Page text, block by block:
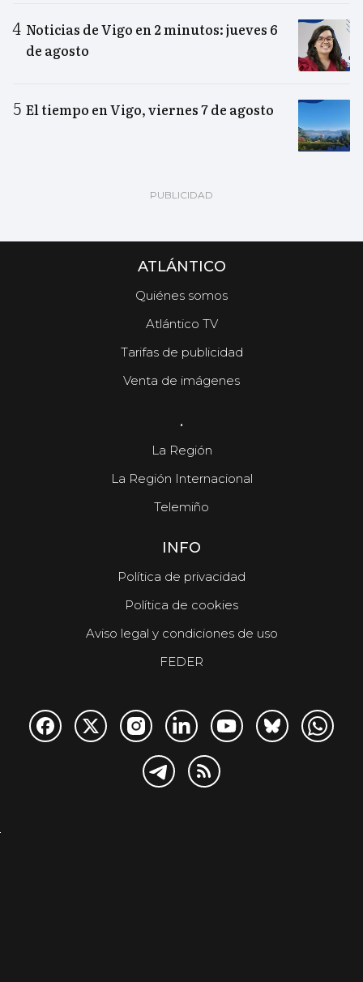
Noticias de Vigo en 2 minutos: jueves 6
de agosto
El tiempo en Vigo, viernes 7 de agosto
ATLÁNTICO
Quiénes somos
Atlántico TV
Tarifas de publicidad
Venta de imágenes
.
La Región
La Región Internacional
Telemiño
INFO
Política de privacidad
Política de cookies
Aviso legal y condiciones de uso
FEDER